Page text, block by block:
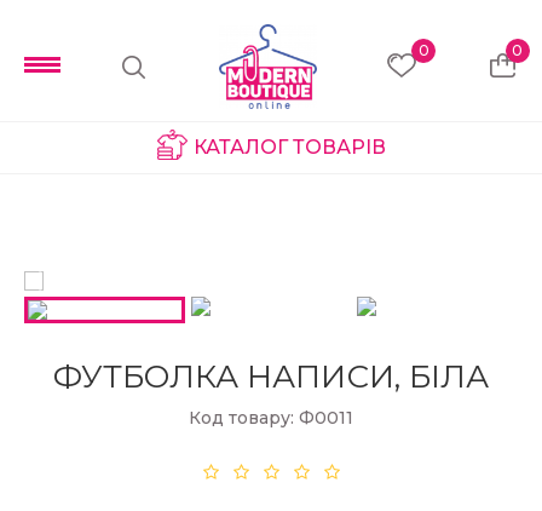
0 0
КАТАЛОГ ТОВАРІВ
ФУТБОЛКА НАПИСИ, БІЛА
Код товару: Ф0011